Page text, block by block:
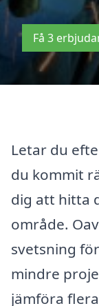
Få 3
Letar du
du kommit
dig att hitta
område.
svetsning
mindre
jämföra